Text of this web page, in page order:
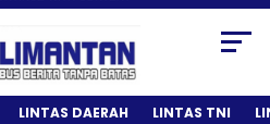
LINTAS DAERAH LINTAS TNI